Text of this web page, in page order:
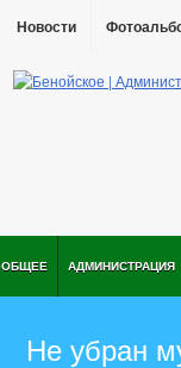
Новости
ОБЩЕЕ АДМИНИСТРАЦИЯ
Не убран